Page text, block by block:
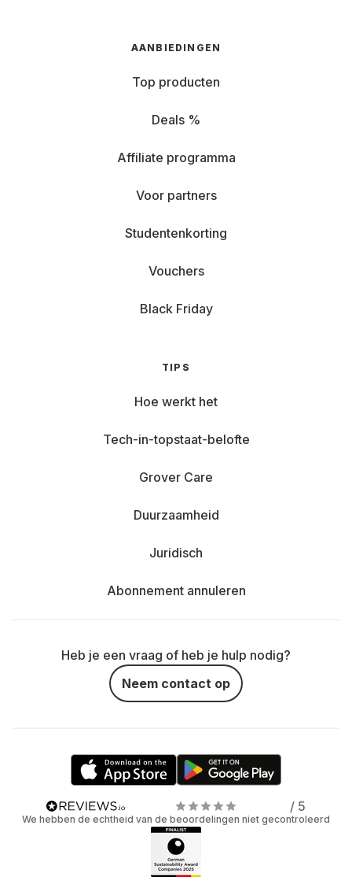
AANBIEDINGEN
Top producten
Deals %
Affiliate programma
Voor partners
Studentenkorting
Vouchers
Black Friday
TIPS
Hoe werkt het
Tech-in-topstaat-belofte
Grover Care
Duurzaamheid
Juridisch
Abonnement annuleren
Heb je een vraag of heb je hulp nodig?
Neem contact op
/ 5
We hebben de echtheid van de beoordelingen niet gecontroleerd